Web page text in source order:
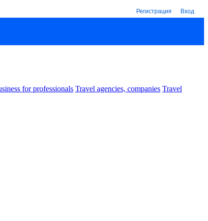
Регистрация Вход
for professionals Travel agencies, companies Travel